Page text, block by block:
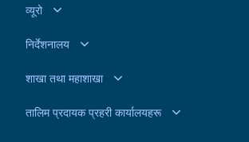
व्यूरो
निर्देशनालय
शाखा तथा महाशाखा
तालिम प्रदायक प्रहरी कार्यालयहरू